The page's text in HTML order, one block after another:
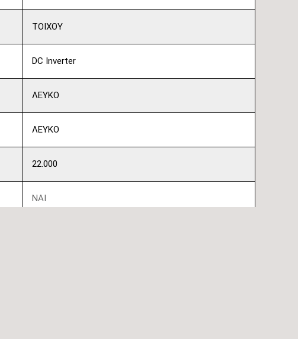
ΤΟΙΧΟΥ
DC Inverter
ΛΕΥΚΟ
ΛΕΥΚΟ
22.000
ΝΑΙ